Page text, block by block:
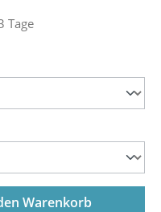
Tage
gewünschten
Warenkorb